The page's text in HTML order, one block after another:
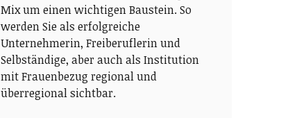
Mix um einen wichtigen Baustein. So
werden Sie als erfolgreiche
Unternehmerin, Freiberuflerin und
Selbständige, aber auch als Institution
mit Frauenbezug regional und
überregional sichtbar.